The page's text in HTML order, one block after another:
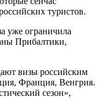
туристов.
уже ограничила
Прибалтики,
визы российским
Франция, Венгрия.
сезон»,